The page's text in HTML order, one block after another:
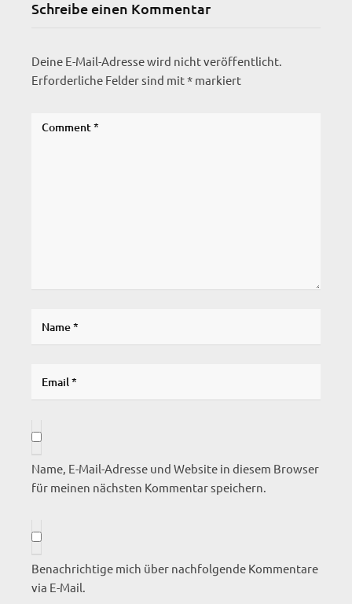
Schreibe einen Kommentar
Deine E-Mail-Adresse wird nicht veröffentlicht.
Erforderliche Felder sind mit* markiert
Name, E-Mail-Adresse und Website in diesem Browser
für meinen nächsten Kommentar speichern.
Benachrichtige mich über nachfolgende Kommentare
via E-Mail.